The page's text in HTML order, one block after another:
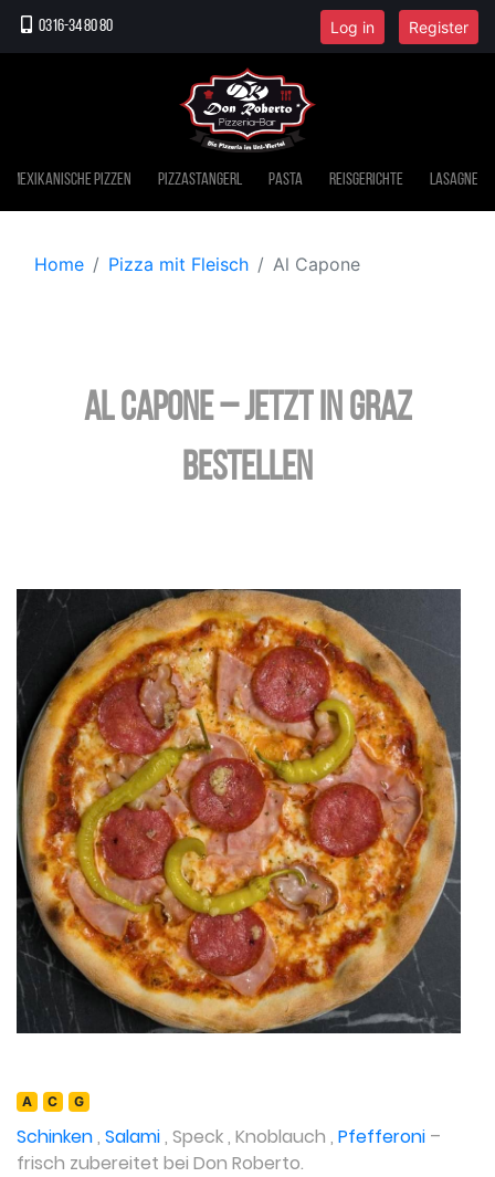
0316-34 80 80 Log in Register
Mexikanische Pizzen Pizzastangerl Pasta Reisgerichte Lasagne
Home Pizza mit Fleisch Al Capone
Al Capone – jetzt in Graz
bestellen
A C G
Schinken, Salami, Speck, Knoblauch , Pfefferoni –
frisch zubereitet bei Don Roberto.